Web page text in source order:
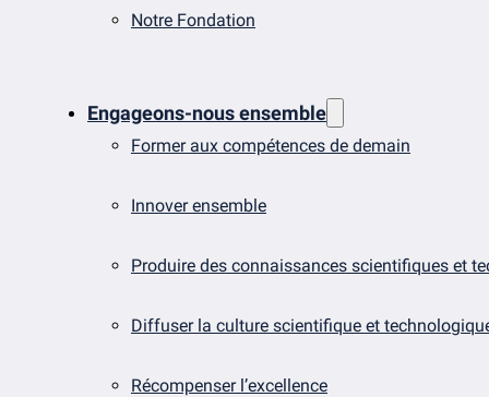
Notre Fondation
Engageons-nous ensemble
Former aux compétences de demain
Innover ensemble
Produire des connaissances scientifiques et
Diffuser la culture scientifique et
Récompenser l’excellence